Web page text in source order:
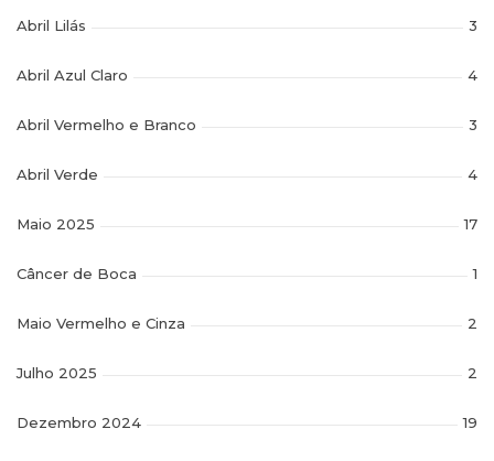
Abril Lilás 3
Abril Azul Claro 4
Abril Vermelho e Branco 3
Abril Verde 4
Maio 2025 17
Câncer de Boca 1
Maio Vermelho e Cinza 2
Julho 2025 2
Dezembro 2024 19